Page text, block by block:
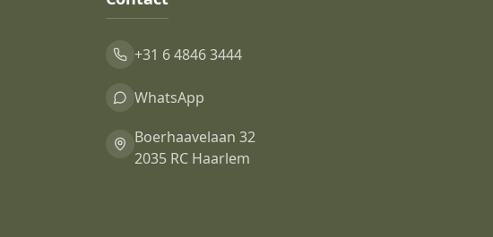
+31 6 4846 3444
WhatsApp
Boerhaavelaan 32
2035 RC Haarlem